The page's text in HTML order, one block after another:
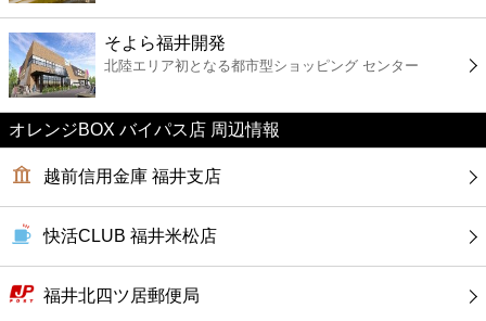
ファーストフード
カフェ
ショッピング
銀行
公共
病院
そよら福井開発
北陸エリア初となる都市型ショッピング センター
オレンジBOX バイパス店 周辺情報
越前信用金庫 福井支店
快活CLUB 福井米松店
福井北四ツ居郵便局